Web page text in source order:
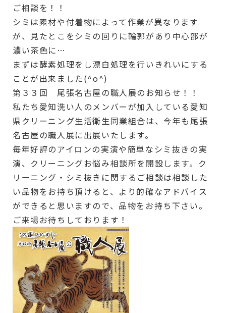
ご相談を！！
シミは素材や付着物によって作業が異なります
が、見たとこをシミの回りに輪郭があり中心部が
濃い茶色に…
まずは酵素処理をし漂白処理を行いきれいにする
ことが出来ました(^o^)
第３３回 尾張名古屋の職人展のお知らせ！！
私たち愛知洗い人のメンバーが加入している愛知
県クリーニング生活衛生同業組合は、今年も尾張
名古屋の職人展に出展いたします。
毎年好評のアイロンの実演や簡単なシミ抜きの実
演、クリーニングお悩み相談所を開設します。ク
リーニング・シミ抜きに関するご相談は相談した
い品物をお持ち頂けると、より的確なアドバイス
ができると思いますので、品物をお持ち下さい。
ご来場お待ちしております！